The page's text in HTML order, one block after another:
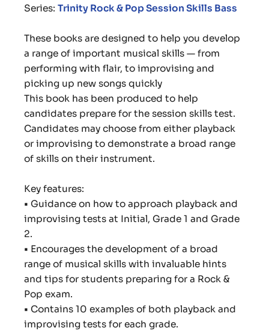
Series: Trinity Rock & Pop Session Skills Bass
These books are designed to help you develop
a range of important musical skills — from
performing with flair, to improvising and
picking up new songs quickly
This book has been produced to help
candidates prepare for the session skills test.
Candidates may choose from either playback
or improvising to demonstrate a broad range
of skills on their instrument.
Key features:
• Guidance on how to approach playback and
improvising tests at Initial, Grade 1 and Grade
2.
• Encourages the development of a broad
range of musical skills with invaluable hints
and tips for students preparing for a Rock &
Pop exam.
• Contains 10 examples of both playback and
improvising tests for each grade.